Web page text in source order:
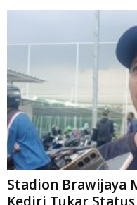
Stadion Brawijaya